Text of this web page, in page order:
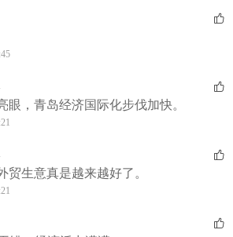
眼，青岛经济国际化步伐加快。
贸生意真是越来越好了。